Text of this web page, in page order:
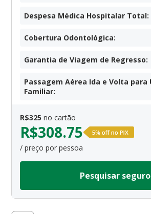
Despesa Médica Hospitalar Total:
Cobertura Odontológica:
Garantia de Viagem de Regresso:
Passagem Aérea Ida e Volta para
Familiar:
R$325 no cartão
R$308.75
/ preço por pessoa
Pesquisar seguro